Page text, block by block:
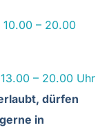
10.00 – 20.00
13.00 – 20.00 Uhr
dürfen
in